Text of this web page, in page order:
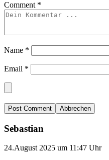
Comment *
Name *
Email *
Abbrechen
Sebastian
24.August 2025 um 11:47 Uhr